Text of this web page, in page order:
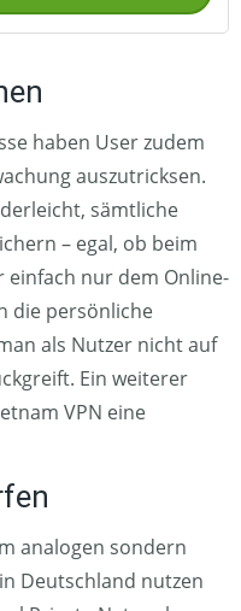
haben User zudem
auszutricksen.
sämtliche
– egal, ob beim
einfach nur dem Online-
die persönliche
als Nutzer nicht auf
Ein weiterer
VPN eine
analogen sondern
Deutschland nutzen